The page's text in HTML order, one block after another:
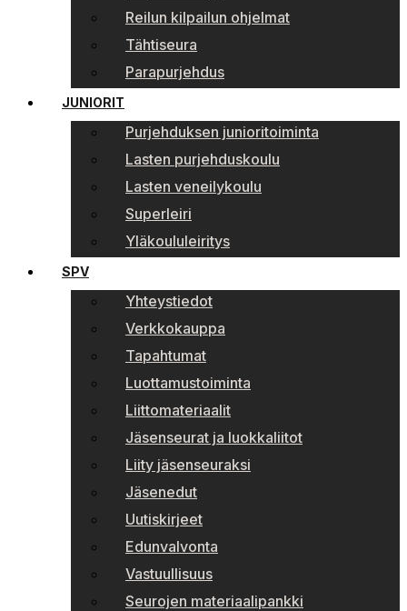
Reilun kilpailun ohjelmat
Tähtiseura
Parapurjehdus
JUNIORIT
Purjehduksen junioritoiminta
Lasten purjehduskoulu
Lasten veneilykoulu
Superleiri
Yläkoululeiritys
SPV
Yhteystiedot
Verkkokauppa
Tapahtumat
Luottamustoiminta
Liittomateriaalit
Jäsenseurat ja luokkaliitot
Liity jäsenseuraksi
Jäsenedut
Uutiskirjeet
Edunvalvonta
Vastuullisuus
Seurojen materiaalipankki